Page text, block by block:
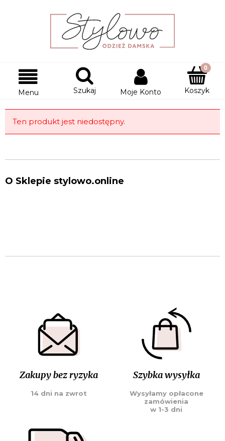
Menu Szukaj Moje Konto Koszyk
Ten produkt jest niedostępny.
O Sklepie stylowo.online
Zakupy bez ryzyka
14 dni na zwrot
Szybka wysyłka
Wysyłamy opłacone
zamówienia
w 1-3 dni